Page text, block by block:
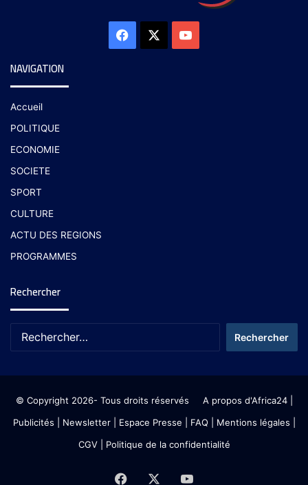
NAVIGATION
Accueil
POLITIQUE
ECONOMIE
SOCIETE
SPORT
CULTURE
ACTU DES REGIONS
PROGRAMMES
Rechercher
© Copyright 2026- Tous droits réservés A propos d'Africa24|
Publicités
Newsletter| Espace Presse | FAQ | Mentions légales
CGV| Politique de la confidentialité